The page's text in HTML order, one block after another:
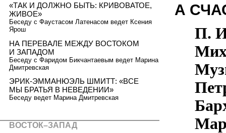
А
П.
«ТАК И ДОЛЖНО БЫТЬ: КРИВОВАТОЕ,
ЖИВОЕ»
Беседу с Фаустасом Латенасом ведет Ксения
Ярош
НА ПЕРЕВАЛЕ МЕЖДУ ВОСТОКОМ
И ЗАПАДОМ
Беседу с Фаридом Бикчантаевым ведет Марина
Дмитревская
ЭРИК-ЭММАНЮЭЛЬ ШМИТТ: «ВСЕ
МЫ БРАТЬЯ В НЕВЕДЕНИИ»
Беседу ведет Марина Дмитревская
ВОСТОК–ЗАПАД